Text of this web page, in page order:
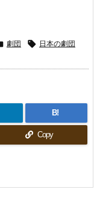
劇団  日本の劇団
B!
Copy